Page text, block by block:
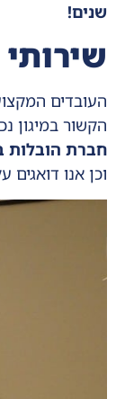
שנים!
העובדים
הקשור במיגון
חברת הובלות
וכן אנו